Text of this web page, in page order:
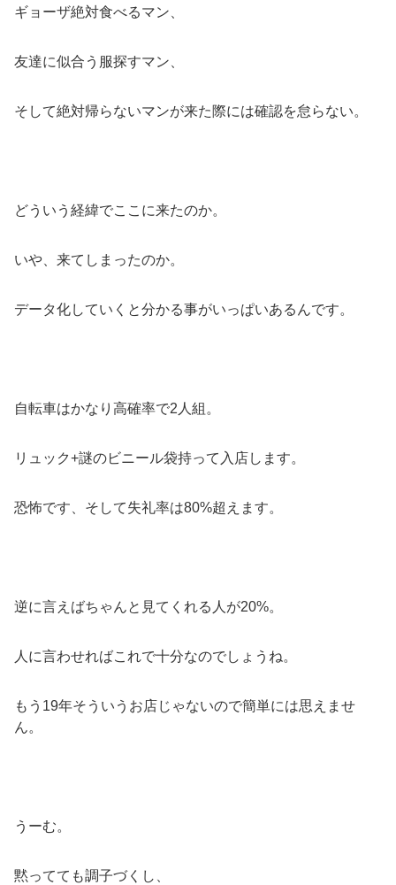
ギョーザ絶対食べるマン、
友達に似合う服探すマン、
そして絶対帰らないマンが来た際には確認を怠らない。
どういう経緯でここに来たのか。
いや、来てしまったのか。
データ化していくと分かる事がいっぱいあるんです。
自転車はかなり高確率で2人組。
リュック+謎のビニール袋持って入店します。
恐怖です、そして失礼率は80%超えます。
逆に言えばちゃんと見てくれる人が20%。
人に言わせればこれで十分なのでしょうね。
もう19年そういうお店じゃないので簡単には思えませ
ん。
うーむ。
黙ってても調子づくし、